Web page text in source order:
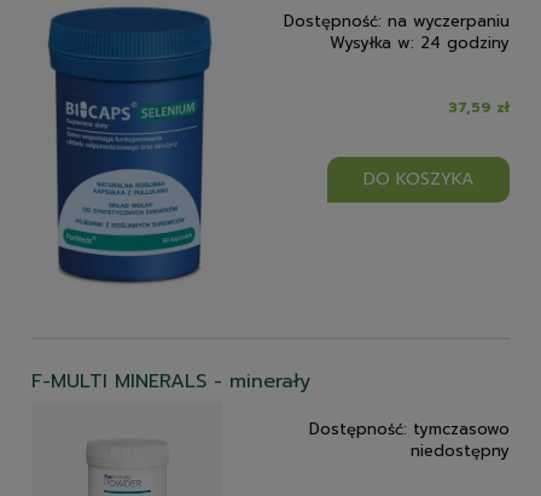
Dostępność: na wyczerpaniu
Wysyłka w: 24 godziny
37,59 zł
DO KOSZYKA
F-MULTI MINERALS - minerały
Dostępność: tymczasowo
niedostępny